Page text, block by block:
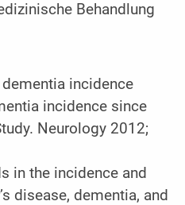
Behandlung
incidence
incidence since
Neurology 2012;
in the incidence and
disease, dementia, and